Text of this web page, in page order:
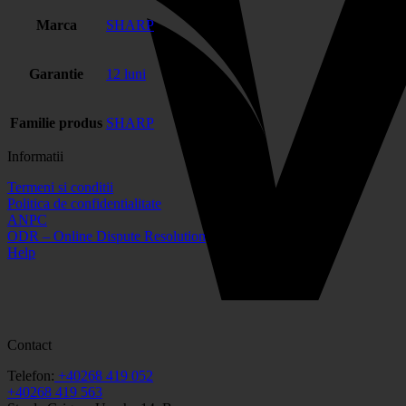
Marca SHARP
Garantie 12 luni
Familie produs SHARP
Informatii
Termeni si conditii
Politica de confidentialitate
ANPC
ODR – Online Dispute Resolution
Help
Contact
Telefon: +40268 419 052
+40268 419 563